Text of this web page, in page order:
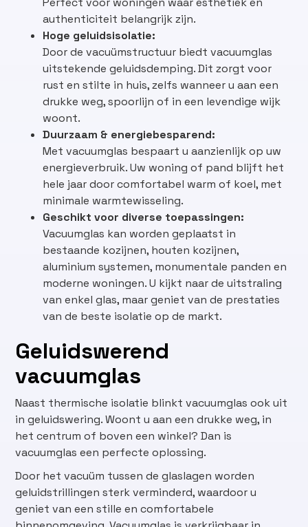
authenticiteit belangrijk zijn.
Hoge geluidsisolatie:
Door de vacuümstructuur biedt vacuumglas
uitstekende geluidsdemping. Dit zorgt voor
rust en stilte in huis, zelfs wanneer u aan een
drukke weg, spoorlijn of in een levendige wijk
woont.
Duurzaam & energiebesparend:
Met vacuumglas bespaart u aanzienlijk op uw
energieverbruik. Uw woning of pand blijft het
hele jaar door comfortabel warm of koel, met
minimale warmtewisseling.
Geschikt voor diverse toepassingen:
Vacuumglas kan worden geplaatst in
bestaande kozijnen, houten kozijnen,
aluminium systemen, monumentale panden en
moderne woningen. U kijkt naar de uitstraling
van enkel glas, maar geniet van de prestaties
van de beste isolatie op de markt.
Geluidswerend
vacuumglas
Naast thermische isolatie blinkt vacuumglas ook uit
in geluidswering. Woont u aan een drukke weg, in
het centrum of boven een winkel? Dan is
vacuumglas een perfecte oplossing.
Door het vacuüm tussen de glaslagen worden
geluidstrillingen sterk verminderd, waardoor u
geniet van een stille en comfortabele